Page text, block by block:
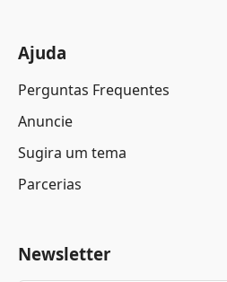
Ajuda
Perguntas Frequentes
Anuncie
Sugira um tema
Parcerias
Newsletter